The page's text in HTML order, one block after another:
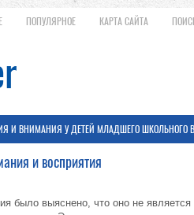
ПОПУЛЯРНОЕ КАРТА САЙТА
И ВНИМАНИЯ У ДЕТЕЙ МЛАДШЕГО ШКОЛЬНОГО
и восприятия
было выяснено, что оно не